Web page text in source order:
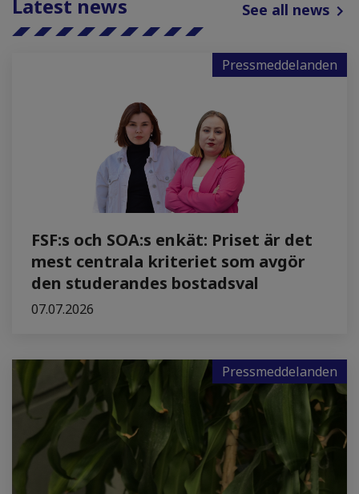
Latest news See all news
Pressmeddelanden
FSF:s och SOA:s enkät: Priset är det
mest centrala kriteriet som avgör
den studerandes bostadsval
07.07.2026
Pressmeddelanden